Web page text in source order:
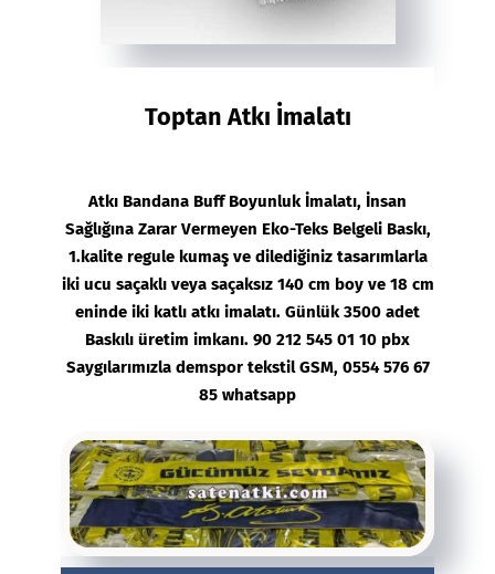
Toptan Atkı İmalatı
Atkı Bandana Buff Boyunluk İmalatı, İnsan
Sağlığına Zarar Vermeyen Eko-Teks Belgeli Baskı,
1.kalite regule kumaş ve dilediğiniz tasarımlarla
iki ucu saçaklı veya saçaksız 140 cm boy ve 18 cm
eninde iki katlı atkı imalatı. Günlük 3500 adet
Baskılı üretim imkanı. 90 212 545 01 10 pbx
Saygılarımızla demspor tekstil GSM, 0554 576 67
85 whatsapp